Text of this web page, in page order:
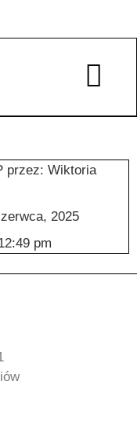
przez: Wiktoria
2025
pm